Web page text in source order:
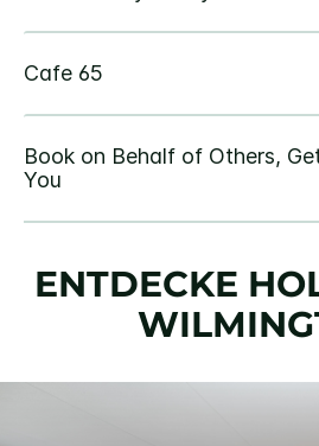
ENTDECKE